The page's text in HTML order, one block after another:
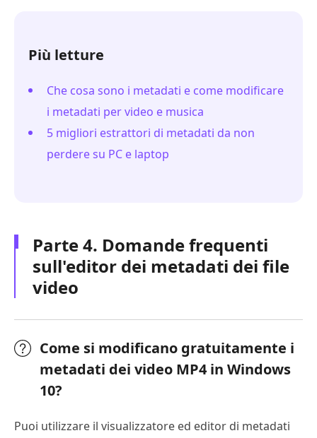
Più letture
Che cosa sono i metadati e come modificare
i metadati per video e musica
5 migliori estrattori di metadati da non
perdere su PC e laptop
Parte 4. Domande frequenti
sull'editor dei metadati dei file
video
Come si modificano gratuitamente i
metadati dei video MP4 in Windows
10?
Puoi utilizzare il visualizzatore ed editor di metadati